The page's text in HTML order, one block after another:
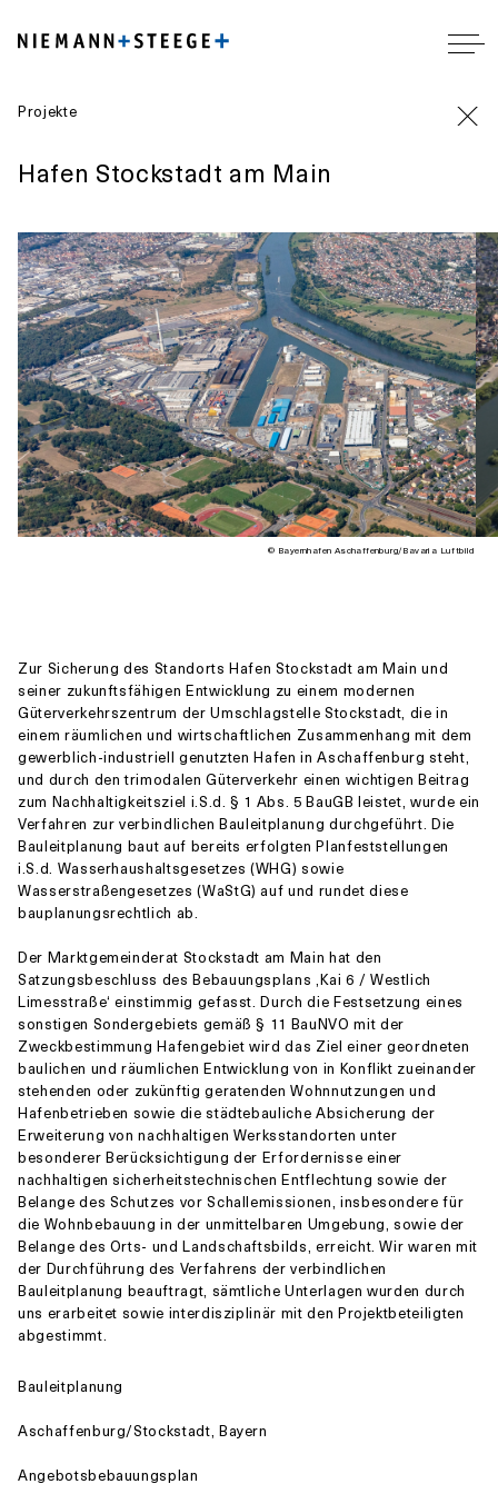
Projekte
Hafen Stockstadt am Main
© Bayernhafen Aschaffenburg/Bavaria Luftbild
Bauleitplanung
Aschaffenburg/Stockstadt, Bayern
Angebotsbebauungsplan
Zur Sicherung des Standorts Hafen Stockstadt am Main und
seiner zukunftsfähigen Entwicklung zu einem modernen
Güterverkehrszentrum der Umschlagstelle Stockstadt, die in
einem räumlichen und wirtschaftlichen Zusammenhang mit dem
gewerblich-industriell genutzten Hafen in Aschaffenburg steht,
und durch den trimodalen Güterverkehr einen wichtigen Beitrag
zum Nachhaltigkeitsziel i.S.d. § 1 Abs. 5 BauGB leistet, wurde ein
Verfahren zur verbindlichen Bauleitplanung durchgeführt. Die
Bauleitplanung baut auf bereits erfolgten Planfeststellungen
i.S.d. Wasserhaushaltsgesetzes (WHG) sowie
Wasserstraßengesetzes (WaStG) auf und rundet diese
bauplanungsrechtlich ab.
Der Marktgemeinderat Stockstadt am Main hat den
Satzungsbeschluss des Bebauungsplans ‚Kai 6 / Westlich
Limesstraße‘ einstimmig gefasst. Durch die Festsetzung eines
sonstigen Sondergebiets gemäß § 11 BauNVO mit der
Zweckbestimmung Hafengebiet wird das Ziel einer geordneten
baulichen und räumlichen Entwicklung von in Konflikt zueinander
stehenden oder zukünftig geratenden Wohnnutzungen und
Hafenbetrieben sowie die städtebauliche Absicherung der
Erweiterung von nachhaltigen Werksstandorten unter
besonderer Berücksichtigung der Erfordernisse einer
nachhaltigen sicherheitstechnischen Entflechtung sowie der
Belange des Schutzes vor Schallemissionen, insbesondere für
die Wohnbebauung in der unmittelbaren Umgebung, sowie der
Belange des Orts- und Landschaftsbilds, erreicht. Wir waren mit
der Durchführung des Verfahrens der verbindlichen
Bauleitplanung beauftragt, sämtliche Unterlagen wurden durch
uns erarbeitet sowie interdisziplinär mit den Projektbeteiligten
abgestimmt.